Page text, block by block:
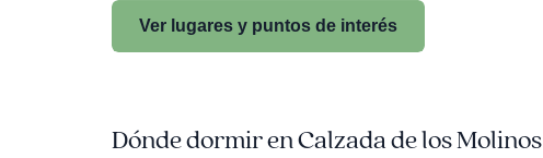
Ver lugares y puntos de interés
Dónde dormir en Calzada de los Molinos